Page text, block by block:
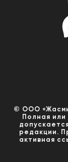
© ООО
Полная
редакции.
активная